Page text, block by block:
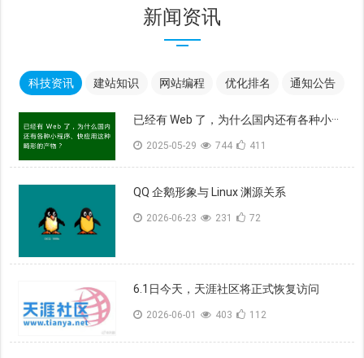
新闻资讯
科技资讯 建站知识 网站编程 优化排名 通知公告
已经有 Web 了，为什么国内还有各种小···
2025-05-29 744 411
QQ 企鹅形象与 Linux 渊源关系
2026-06-23 231 72
6.1日今天，天涯社区将正式恢复访问
2026-06-01 403 112